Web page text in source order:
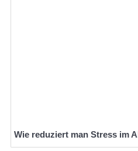
Wie reduziert man Stress im